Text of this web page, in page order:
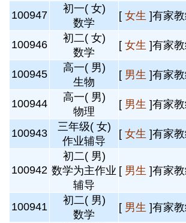
100947
初一( 女)
数学
[ 女生 ]有家
100946
初二( 女)
数学
[ 女生 ]有家
100945
高一( 男)
生物
[ 男生 ]有家
100944
高一( 男)
物理
[ 男生 ]有家
100943
三年级( 女)
作业辅导
[ 女生 ]有家
100942
初二( 男)
数学为主作业
辅导
[ 男生 ]有家
100941
初二( 男)
数学
[ 男生 ]有家